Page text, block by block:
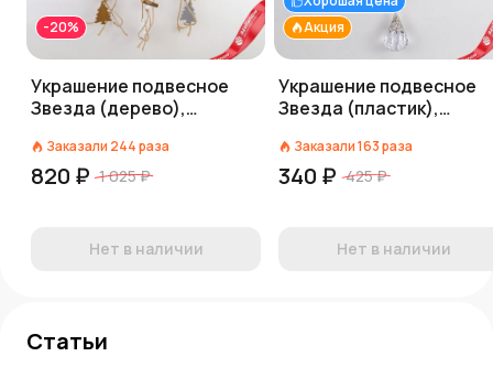
-20%
Украшение подвесное
Звезда (дерево),
белый/натуральный
Заказали 244раза
820 ₽ 1 025 ₽
Нет в наличии
Акция
Украшение подвесное
Звезда (пластик),
Заказали163раза
340 ₽ 425 ₽
Нет в наличии
Статьи